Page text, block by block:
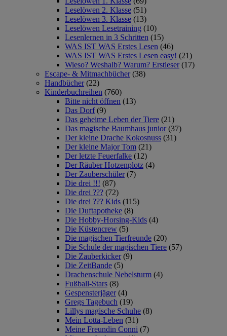
Leselöwen 2. Klasse (51)
Leselöwen 3. Klasse (13)
Leselöwen Lesetraining (10)
Lesenlernen in 3 Schritten (15)
WAS IST WAS Erstes Lesen (46)
WAS IST WAS Erstes Lesen easy! (21)
Wieso? Weshalb? Warum? Erstleser (17)
Escape- & Mitmachbücher (38)
Handbücher (22)
Kinderbuchreihen (760)
Bitte nicht öffnen (13)
Das Dorf (9)
Das geheime Leben der Tiere (21)
Das magische Baumhaus junior (37)
Der kleine Drache Kokosnuss (31)
Der kleine Major Tom (21)
Der letzte Feuerfalke (12)
Der Räuber Hotzenplotz (4)
Der Zauberschüler (7)
Die drei !!! (87)
Die drei ??? (72)
Die drei ??? Kids (115)
Die Duftapotheke (8)
Die Hobby-Horsing-Kids (4)
Die Küstencrew (5)
Die magischen Tierfreunde (20)
Die Schule der magischen Tiere (57)
Die Zauberkicker (9)
Die ZeitBande (5)
Drachenschule Nebelsturm (4)
Fußball-Stars (8)
Gespensterjäger (4)
Gregs Tagebuch (19)
Lillys magische Schuhe (8)
Mein Lotta-Leben (31)
Meine Freundin Conni (7)